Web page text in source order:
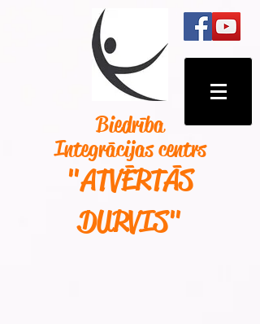
Biedrība
Integrācijas centrs
"ATVĒRTĀS
DURVIS"